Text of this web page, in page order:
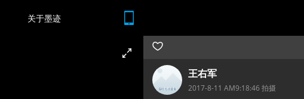
关于墨迹
王右军
2017-8-11 AM9:18:46 拍摄